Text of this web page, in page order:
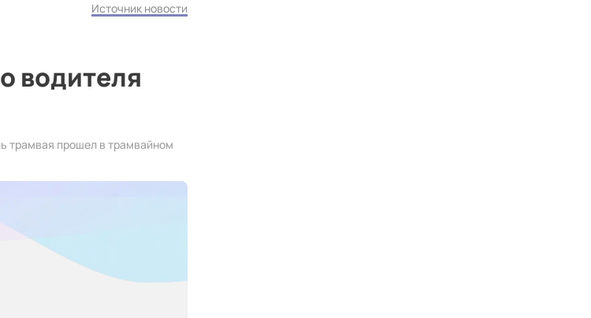
Источник новости
водителя
трамвая прошел в трамвайном